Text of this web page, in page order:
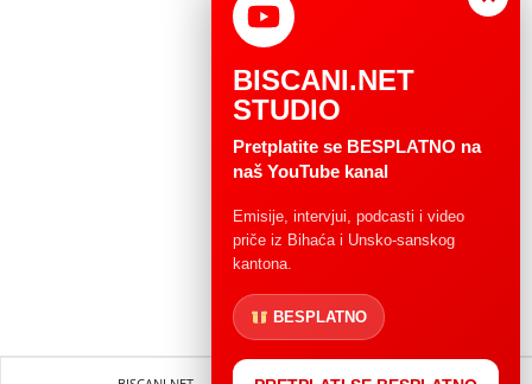
BISCANI.NET
STUDIO
Pretplatite se BESPLATNO na
naš YouTube kanal
Emisije, intervjui, podcasti i video
priče iz Bihaća i Unsko-sanskog
kantona.
BESPLATNO